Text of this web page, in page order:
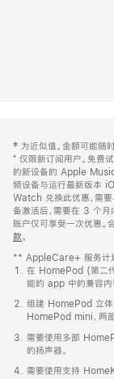
页
页
脚
注
‡ 为近似值。金额可能随
⁺ 仅限新订阅用户。免费
的新设备的 Apple Music
频设备与运行最新版本
Watch 兑换此优惠，需
备激活后，需要在 3 个
账户仅可享受一次优惠。
款。
窗
口
中
打
开)
** AppleCare+ 服务计划
在 HomePod (第二
能的 app 中的兼容内
组建 HomePod 立体
HomePod mini、两
需要使用多部
的扬声器。
需要使用支持